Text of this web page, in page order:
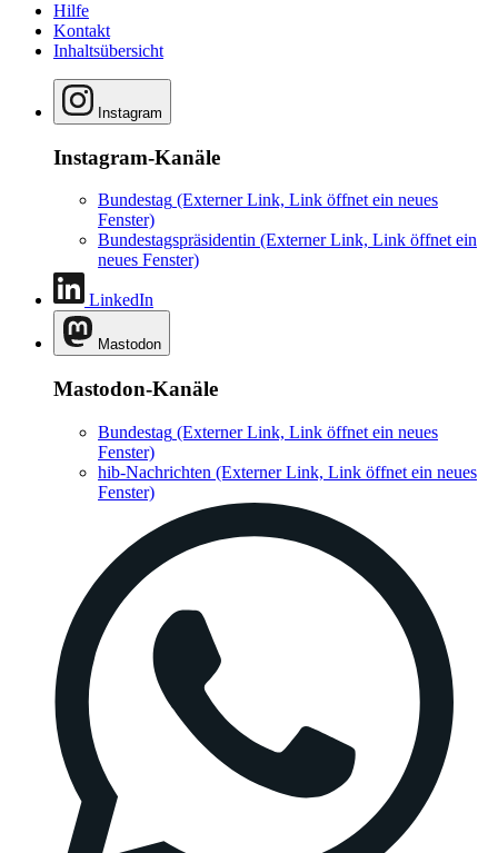
Hilfe
Kontakt
Inhaltsübersicht
Instagram
Instagram-Kanäle
Bundestag (Externer Link, Link öffnet ein neues
Fenster)
Bundestagspräsidentin (Externer Link, Link öffnet ein
neues Fenster)
LinkedIn
Mastodon
Mastodon-Kanäle
Bundestag (Externer Link, Link öffnet ein neues
Fenster)
hib-Nachrichten (Externer Link, Link öffnet ein neues
Fenster)